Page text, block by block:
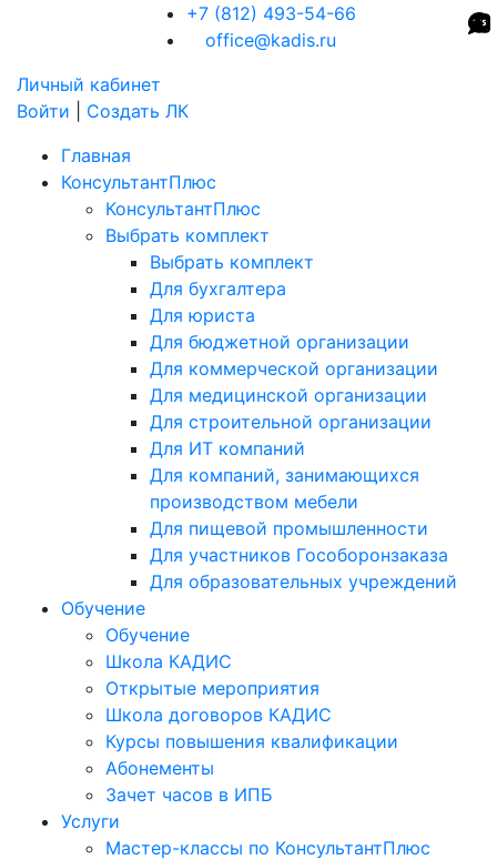
+7 (812) 493-54-66
office@kadis.ru
Личный кабинет
Войти
Создать ЛК
Главная
КонсультантПлюс
КонсультантПлюс
Выбрать комплект
Выбрать комплект
Для бухгалтера
Для юриста
Для бюджетной организации
Для коммерческой организации
Для медицинской организации
Для строительной организации
Для ИТ компаний
Для компаний, занимающихся
производством мебели
Для пищевой промышленности
Для участников Гособоронзаказа
Для образовательных учреждений
Обучение
Обучение
Школа КАДИС
Открытые мероприятия
Школа договоров КАДИС
Курсы повышения квалификации
Абонементы
Зачет часов в ИПБ
Услуги
Мастер-классы по КонсультантПлюс